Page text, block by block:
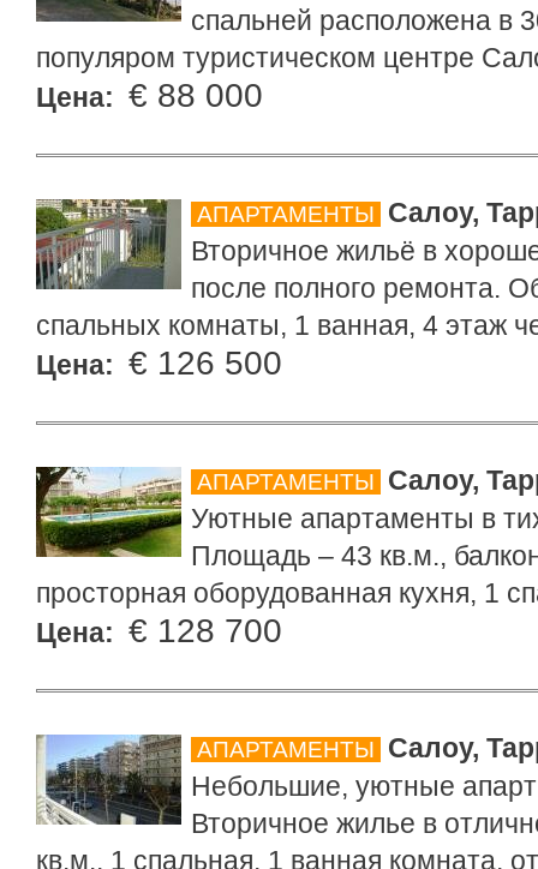
спальней расположена в
популяром туристическом центре
Цена: € 88 000
АПАРТАМЕНТЫ
Салоу,
Вторичное жильё в
после полного ремонта.
спальных комнаты, 1 ванная, 4 этаж
Цена: € 126 500
АПАРТАМЕНТЫ
Салоу,
Уютные апартаменты в
Площадь – 43 кв.м.,
просторная оборудованная кухня, 1
Цена: € 128 700
АПАРТАМЕНТЫ
Салоу,
Небольшие, уютные
Вторичное жилье в
кв.м., 1 спальная, 1 ванная комната,